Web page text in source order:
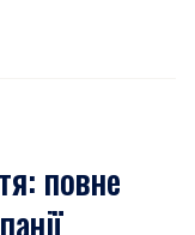
повне